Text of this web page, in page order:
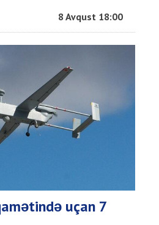
8 Avqust 18:00
uçan 7